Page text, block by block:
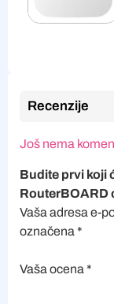
Recenzije
Još nema
Budite prvi koji
RouterBOARD
Vaša adresa e-
označena *
Vaša ocena *